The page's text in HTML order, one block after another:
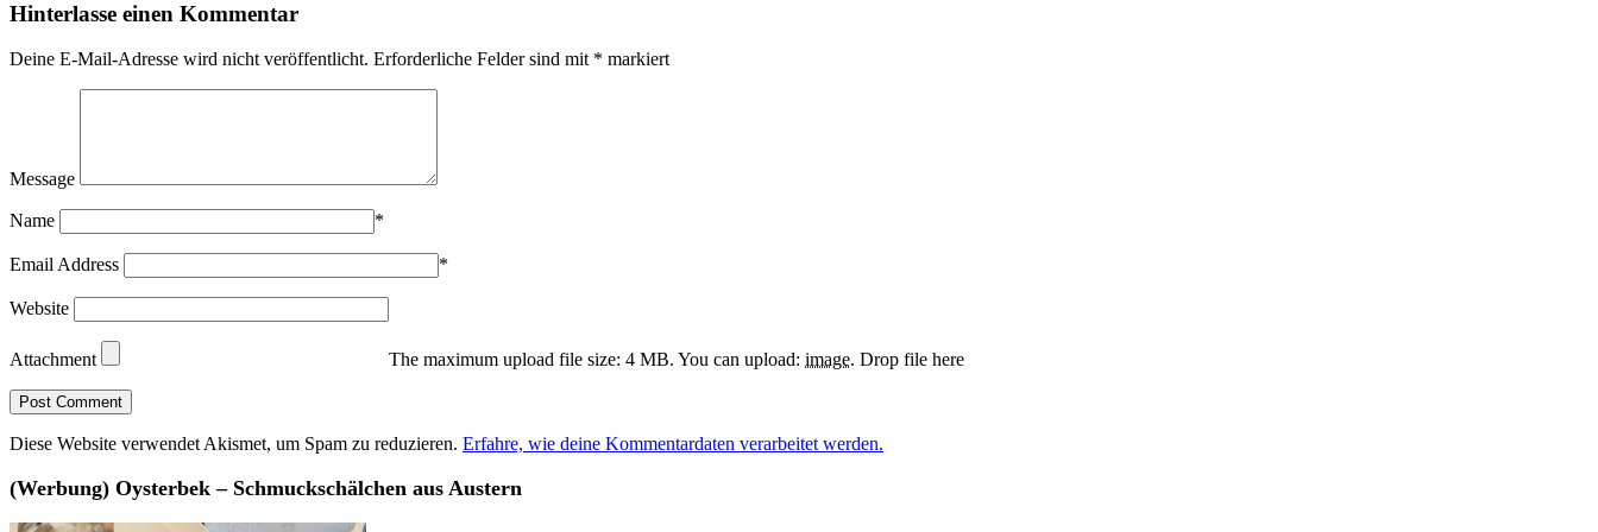
Hinterlasse einen Kommentar
Deine E-Mail-Adresse wird nicht veröffentlicht. Erforderliche Felder sind mit * markiert
Message
Name *
Email Address *
Website
Attachment The maximum upload file size: 4 MB. You can upload: image. Drop file here
Diese Website verwendet Akismet, um Spam zu reduzieren. Erfahre, wie deine Kommentardaten verarbeitet werden.
(Werbung) Oysterbek – Schmuckschälchen aus Austern